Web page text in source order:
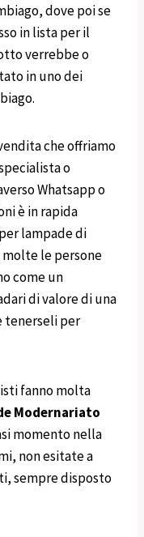
dove poi se
in lista per il
verrebbe o
in uno dei
che offriamo
o
Whatsapp o
è in rapida
lampade di
molte le persone
come un
di valore di una
tenerseli per
fanno molta
Modernariato
momento nella
non esitate a
sempre disposto